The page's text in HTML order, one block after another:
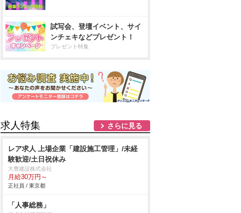
試写会、登壇イベント、サイ
ンチェキなどプレゼント！
プレゼント特集
求人特集 さらに見る
レア求人 上場企業「建設施工管理」/未経
験歓迎/土日祝休み
大豊建設株式会社
月給30万円～
正社員 / 東京都
「人事総務」